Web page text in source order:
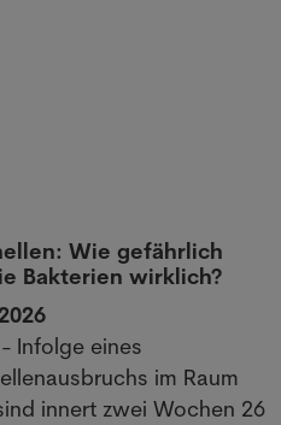
Wie gefährlich
Bakterien wirklich?
- Infolge eines
im Raum
innert zwei Wochen 26